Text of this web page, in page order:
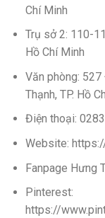
Chí Minh
Trụ sở 2: 110-
Hồ Chí Minh
Văn phòng:
Thạnh, TP. Hồ
Điện thoại:
Website:
Fanpage Hưng
Pinterest:
https://